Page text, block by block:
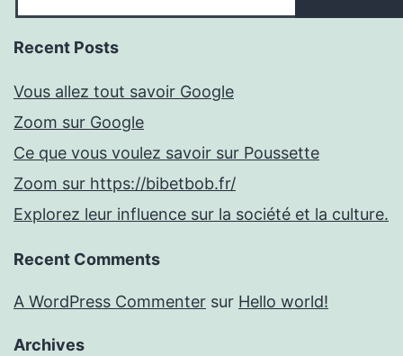
Recent Posts
Vous allez tout savoir Google
Zoom sur Google
Ce que vous voulez savoir sur Poussette
Zoom sur https://bibetbob.fr/
Explorez leur influence sur la société et la culture.
Recent Comments
A WordPress Commenter sur Hello world!
Archives